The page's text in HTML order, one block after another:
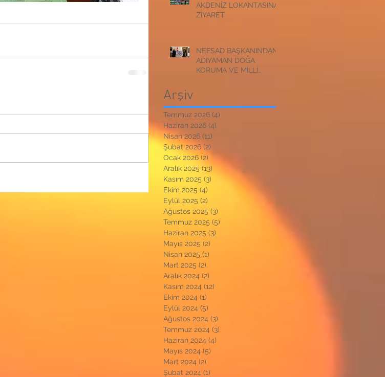
AKDENİZ LOKANTASINA
ZİYARET
NEFSAD BAŞKANINDAN
ADIYAMAN DOĞA
KORUMA VE MİLLİ
Arşiv
Temmuz 2026 (4)
Haziran 2026 (4)
Nisan 2026 (11)
Şubat 2026 (2)
Ocak 2026 (2) 2 yazı
Aralık 2025 (13)
Kasım 2025 (3)
Ekim 2025 (4)
Eylül 2025 (2)
Ağustos 2025 (3)
Temmuz 2025 (5)
Haziran 2025 (3)
Mayıs 2025 (2)
Nisan 2025 (1)
Mart 2025 (2)
Aralık 2024 (2)
Kasım 2024 (12)
Ekim 2024 (1)
Eylül 2024 (5)
Ağustos 2024 (3)
Temmuz 2024 (3)
Haziran 2024 (4)
Mayıs 2024 (5)
Mart 2024 (2)
Şubat 2024 (1)